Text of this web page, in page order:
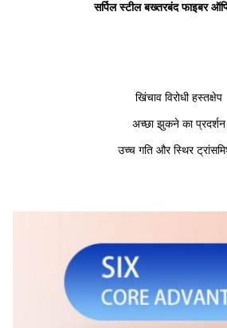
सर्पिल स्टील बख्तरबंद फाइबर
खिंचाव विरोधी हस्तक्षेप
अच्छा झुकने का प्रदर्शन
उच्च गति और स्थिर